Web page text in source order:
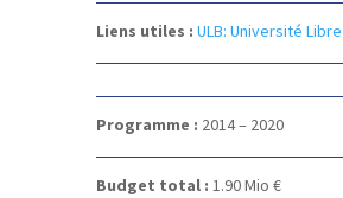
Liens utiles : ULB: Université
Programme : 2014 – 2020
Budget total : 1.90Mio €